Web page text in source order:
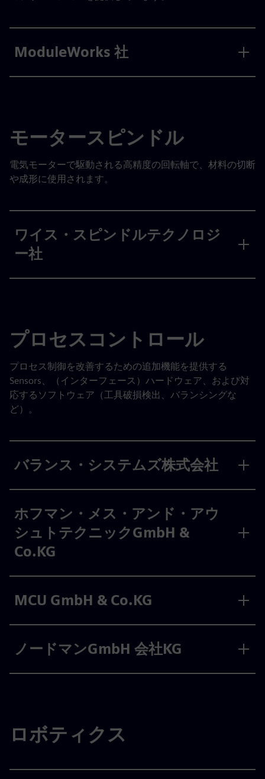
ModuleWorks 社
モータースピンドル
電気モーターで駆動される高精度の回転軸で、材料の切断
や成形に使用されます。
ワイス・スピンドルテクノロジ
ー社
プロセスコントロール
プロセス制御を改善するための追加機能を提供する
Sensors、（インターフェース）ハードウェア、および対
応するソフトウェア（工具破損検出、バランシングな
ど）。
バランス・システムズ株式会社
ホフマン・メス・アンド・アウ
シュトテクニックGmbH &
Co.KG
MCU GmbH & Co.KG
ノードマンGmbH 会社KG
ロボティクス